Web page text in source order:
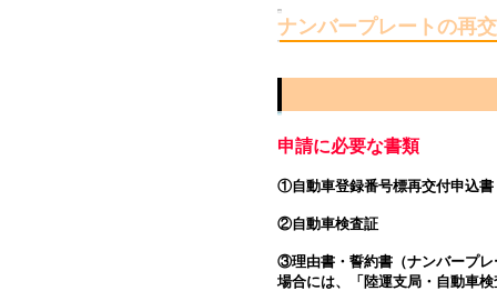
ナンバープレートの再交
申請に必要な書類
①自動車登録番号標再交付申込書
②自動車検査証
③理由書・誓約書（ナンバープ
場合には、「陸運支局・自動車